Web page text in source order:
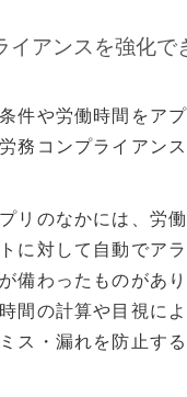
イアンスを強化で
件や労働時間をア
務コンプライアン
リのなかには、労
に対して自動でア
備わったものがあ
間の計算や目視に
ス・漏れを防止する